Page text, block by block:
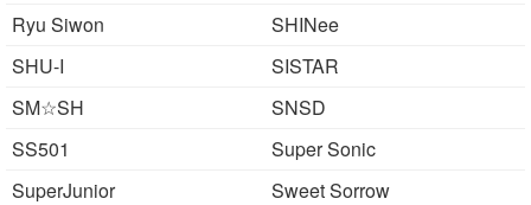
Ryu Siwon
SHINee
SHU-I
SISTAR
SM☆SH
SNSD
SS501
Super Sonic
SuperJunior
Sweet Sorrow